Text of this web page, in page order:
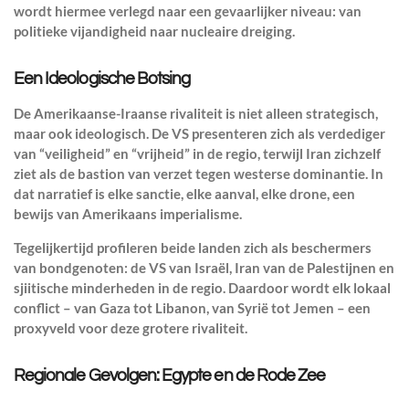
wordt hiermee verlegd naar een gevaarlijker niveau: van
politieke vijandigheid naar nucleaire dreiging.
Een Ideologische Botsing
De Amerikaanse-Iraanse rivaliteit is niet alleen strategisch,
maar ook ideologisch. De VS presenteren zich als verdediger
van “veiligheid” en “vrijheid” in de regio, terwijl Iran zichzelf
ziet als de bastion van verzet tegen westerse dominantie. In
dat narratief is elke sanctie, elke aanval, elke drone, een
bewijs van Amerikaans imperialisme.
Tegelijkertijd profileren beide landen zich als beschermers
van bondgenoten: de VS van Israël, Iran van de Palestijnen en
sjiitische minderheden in de regio. Daardoor wordt elk lokaal
conflict – van Gaza tot Libanon, van Syrië tot Jemen – een
proxyveld voor deze grotere rivaliteit.
Regionale Gevolgen: Egypte en de Rode Zee